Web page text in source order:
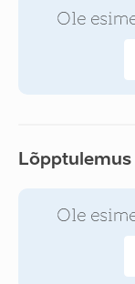
Ole
Lõpptulemus
Ole